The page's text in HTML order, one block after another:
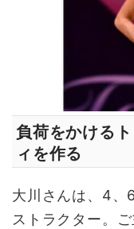
負荷をかける
ィを作る
大川さんは、4、
ストラクター。